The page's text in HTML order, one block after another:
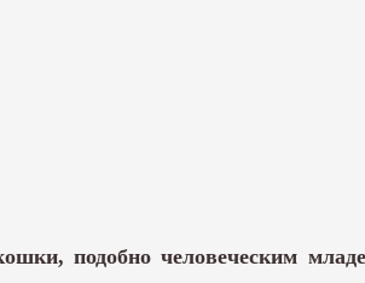
подобно человеческим